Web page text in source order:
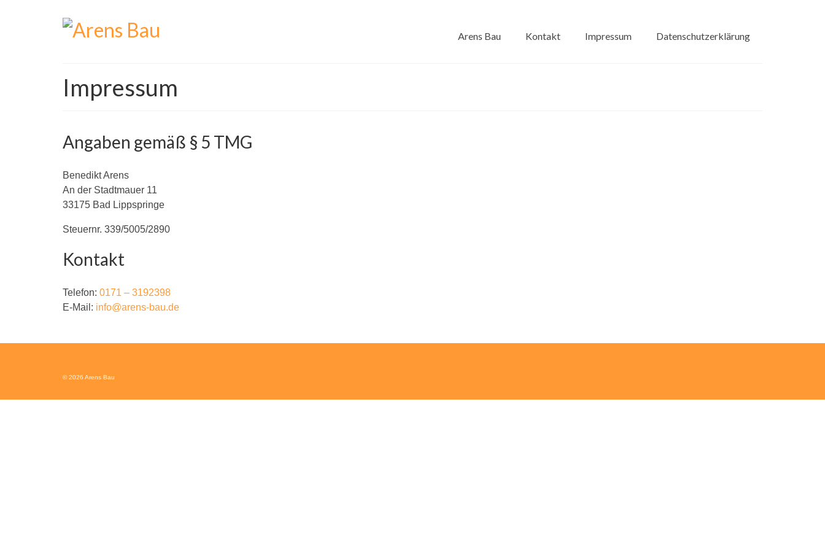
Arens Bau Kontakt Impressum Datenschutzerklärung
Impressum
Angaben gemäß § 5 TMG
Benedikt Arens
An der Stadtmauer 11
33175 Bad Lippspringe
Steuernr. 339/5005/2890
Kontakt
Telefon: 0171 – 3192398
E-Mail: info@arens-bau.de
© 2026 Arens Bau